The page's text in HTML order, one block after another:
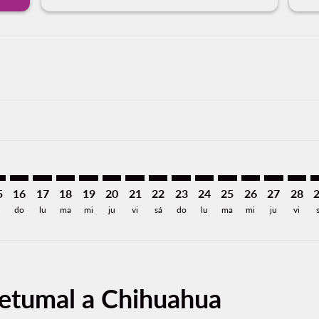
16
do
17
lu
18
ma
CTM–CUU: cmp-view-offers-disclaimer.
19
mi
CTM–CUU: cmp-view-offers-disclaimer.
20
ju
CTM–CUU: cmp-view-offers-
21
vi
CTM–CUU: cmp-view-offers-
22
sá
CTM–CUU: cmp-view-
23
do
CTM–CUU: cmp-
24
lu
CTM–CUU: cmp-
25
ma
CTM–CUU:
26
mi
27
ju
28
vi
a Chihuahua